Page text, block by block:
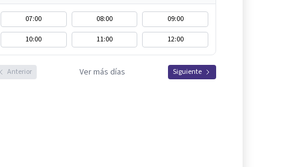
07:00 08:00
09:00
10:00
11:00 12:00
Anterior Ver más días Siguiente